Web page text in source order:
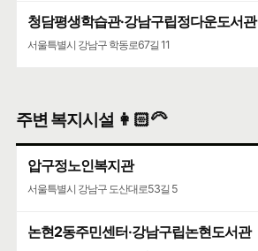
청담평생학습관·강남구립정다운도서관
서울특별시 강남구 학동로67길 11
주변 복지시설 👩🏻‍🦳
압구정노인복지관
서울특별시 강남구 도산대로53길 5
논현2동주민센터·강남구립논현도서관